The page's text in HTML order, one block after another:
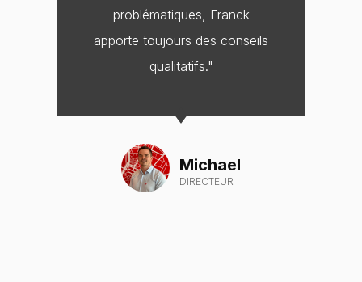
problématiques, Franck
apporte toujours des conseils
qualitatifs."
Michael
DIRECTEUR